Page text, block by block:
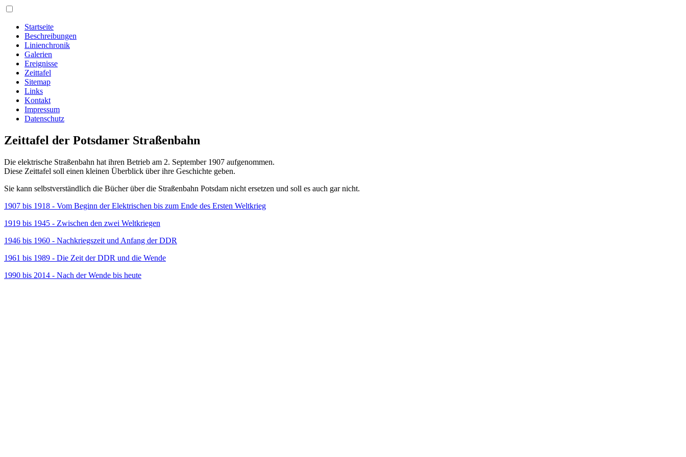
Startseite
Beschreibungen
Linienchronik
Galerien
Ereignisse
Zeittafel
Sitemap
Links
Kontakt
Impressum
Datenschutz
Zeittafel der Potsdamer Straßenbahn
Die elektrische Straßenbahn hat ihren Betrieb am 2. September 1907 aufgenommen.
Diese Zeittafel soll einen kleinen Überblick über ihre Geschichte geben.
Sie kann selbstverständlich die Bücher über die Straßenbahn Potsdam nicht ersetzen und soll es auch gar nicht.
1907 bis 1918 - Vom Beginn der Elektrischen bis zum Ende des Ersten Weltkrieg
1919 bis 1945 - Zwischen den zwei Weltkriegen
1946 bis 1960 - Nachkriegszeit und Anfang der DDR
1961 bis 1989 - Die Zeit der DDR und die Wende
1990 bis 2014 - Nach der Wende bis heute